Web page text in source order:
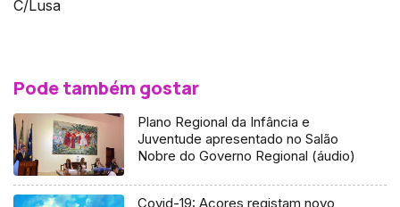
C/Lusa
Pode também gostar
Plano Regional da Infância e
Juventude apresentado no Salão
Nobre do Governo Regional (áudio)
Covid-19: Açores registam novo